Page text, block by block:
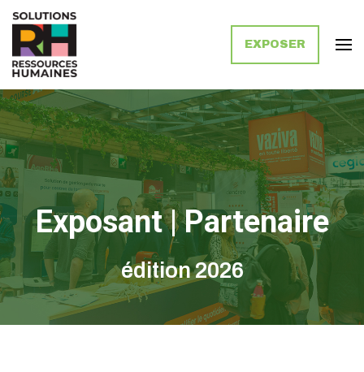
Solutions Ressources Humaines
EXPOSER
Exposant | Partenaire
édition 2026